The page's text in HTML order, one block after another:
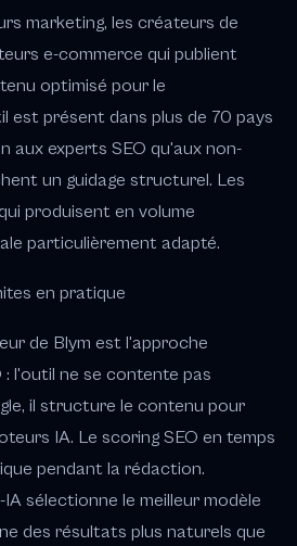
marketing, les créateurs de
e-commerce qui publient
optimisé pour le
est présent dans plus de 70 pays
aux experts SEO qu'aux non-
un guidage structurel. Les
produisent en volume
particulièrement adapté.
en pratique
de Blym est l'approche
: l'outil ne se contente pas
il structure le contenu pour
IA. Le scoring SEO en temps
pendant la rédaction.
sélectionne le meilleur modèle
des résultats plus naturels que